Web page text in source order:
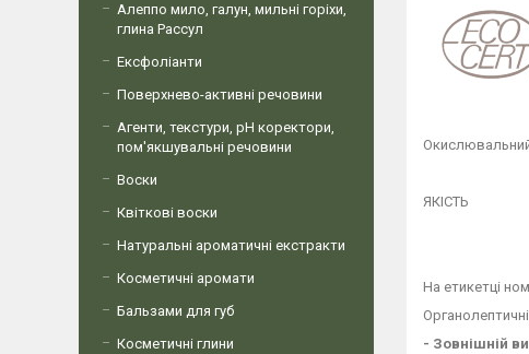
ЯКІСТЬ
На етикетці
- Зовнішній
Алеппо мило, галун, мильні горіхи,
глина Рассул
Ексфоліанти
Поверхнево-активні речовини
Агенти, текстури, рН коректори,
пом'якшувальні речовини
Воски
Квіткові воски
Натуральні ароматичні екстракти
Косметичні аромати
Бальзами для губ
Косметичні глини